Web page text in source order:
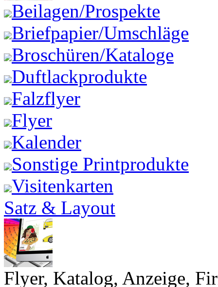
Beilagen/Prospekte
Briefpapier/Umschläge
Broschüren/Kataloge
Duftlackprodukte
Falzflyer
Flyer
Kalender
Sonstige Printprodukte
Visitenkarten
Satz & Layout
Flyer, Katalog, Anzeige,